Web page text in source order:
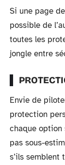
Si une page
possible de
toutes les
jongle entre
Envie de
protection
chaque option
pas sous-
s’ils